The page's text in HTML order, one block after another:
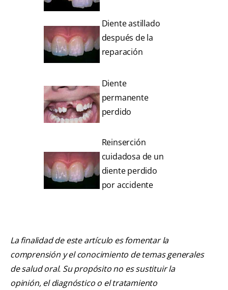
Diente astillado
después de la
reparación
Diente
permanente
perdido
Reinserción
cuidadosa de un
diente perdido
por accidente
La finalidad de este artículo es fomentar la
comprensión y el conocimiento de temas generales
de salud oral. Su propósito no es sustituir la
opinión, el diagnóstico o el tratamiento